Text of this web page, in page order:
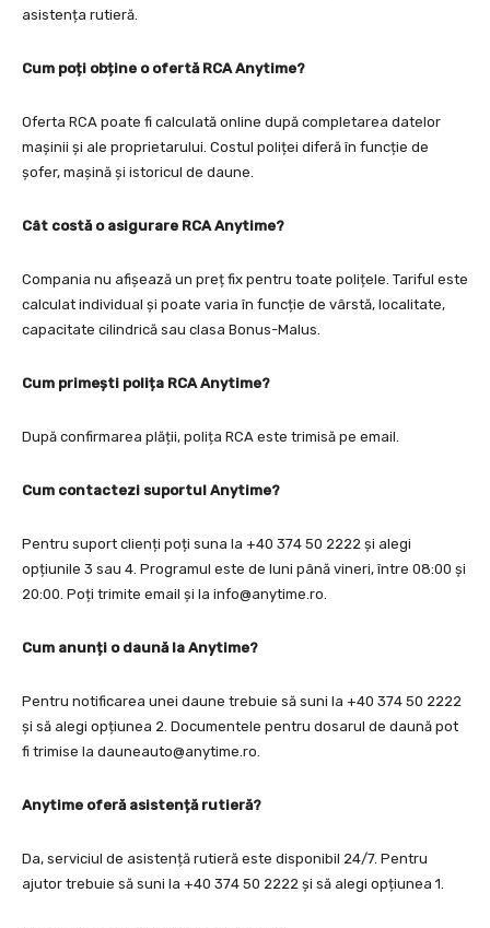
asistența rutieră.
Cum poți obține o ofertă RCA Anytime?
Oferta RCA poate fi calculată online după completarea datelor
mașinii și ale proprietarului. Costul poliței diferă în funcție de
șofer, mașină și istoricul de daune.
Cât costă o asigurare RCA Anytime?
Compania nu afișează un preț fix pentru toate polițele. Tariful este
calculat individual și poate varia în funcție de vârstă, localitate,
capacitate cilindrică sau clasa Bonus-Malus.
Cum primești polița RCA Anytime?
După confirmarea plății, polița RCA este trimisă pe email.
Cum contactezi suportul Anytime?
Pentru suport clienți poți suna la +40 374 50 2222 și alegi
opțiunile 3 sau 4. Programul este de luni până vineri, între 08:00 și
20:00. Poți trimite email și la info@anytime.ro.
Cum anunți o daună la Anytime?
Pentru notificarea unei daune trebuie să suni la +40 374 50 2222
și să alegi opțiunea 2. Documentele pentru dosarul de daună pot
fi trimise la dauneauto@anytime.ro.
Anytime oferă asistență rutieră?
Da, serviciul de asistență rutieră este disponibil 24/7. Pentru
ajutor trebuie să suni la +40 374 50 2222 și să alegi opțiunea 1.